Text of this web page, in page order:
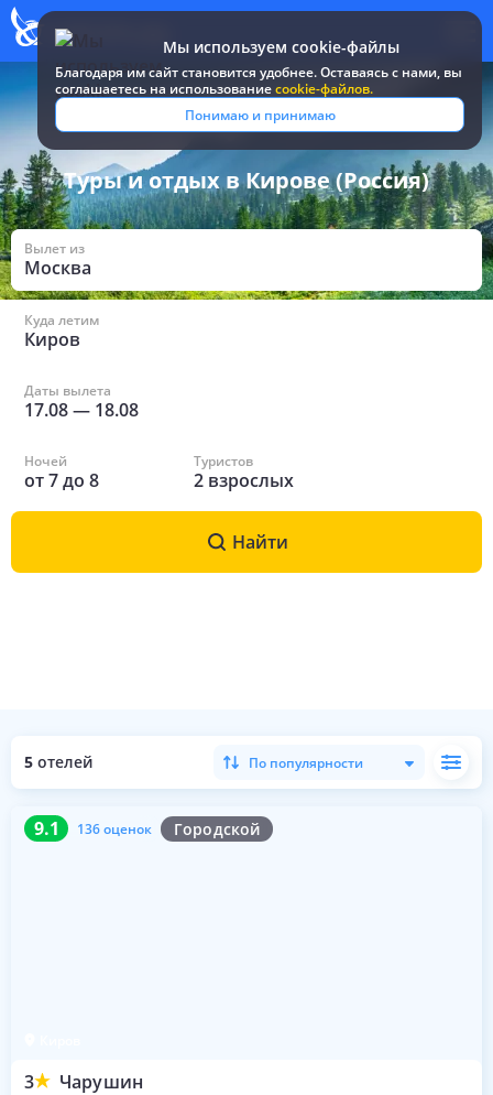
Мы используем cookie-файлы
Благодаря им сайт становится удобнее. Оставаясь c нами, вы
соглашаетесь на использованиеcookie-файлов.
Понимаю и принимаю
Все туры и путевки / Россия / в Кирове
Туры и отдых в Кирове (Россия)
Вылет из
Москва
Куда летим
Киров
Даты вылета
17.08— 18.08
Ночей
от7до 8
Туристов
2 взрослых
Найти
5 отелей По популярности
9.1 136 оценок Городской
3 Чарушин
9.1 136 оценок